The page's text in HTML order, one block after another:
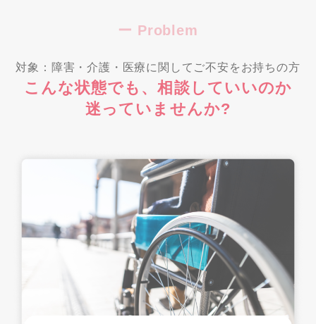
ー Problem
対象：障害・介護・医療に関してご不安をお持ちの方
こんな状態でも、相談していいのか
迷っていませんか?